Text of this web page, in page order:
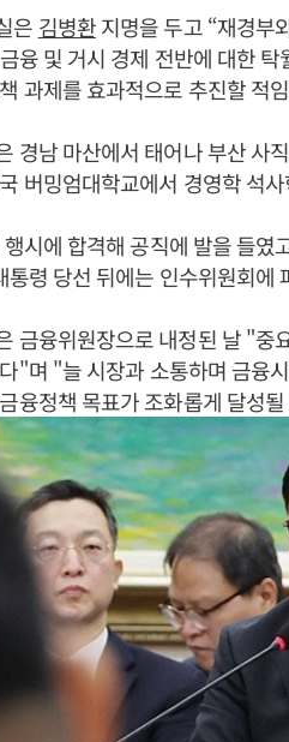
은 김병환지명을 두고 “재경부
융 및 거시 경제 전반에 대한
과제를 효과적으로 추진할 적
경남 마산에서 태어나 부산 사
버밍엄대학교에서 경영학 석
시에 합격해 공직에 발을 들였
통령 당선 뒤에는 인수위원회
금융위원장으로 내정된 날 "중
"며 "늘 시장과 소통하며 금융
융정책 목표가 조화롭게 달성